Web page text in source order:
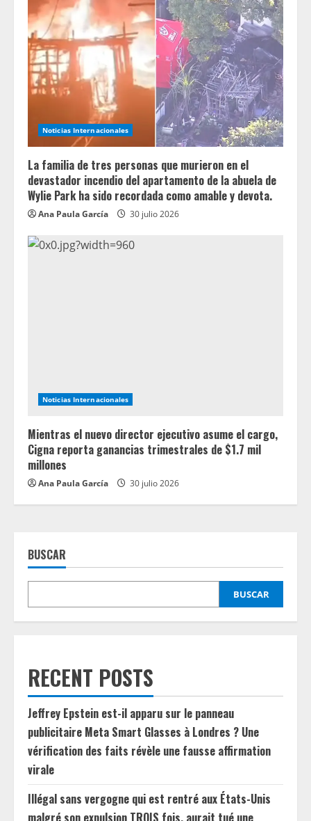
Noticias Internacionales
La familia de tres personas que murieron en el
devastador incendio del apartamento de la abuela de
Wylie Park ha sido recordada como amable y devota.
Ana Paula García 30 julio 2026
Noticias Internacionales
Mientras el nuevo director ejecutivo asume el cargo,
Cigna reporta ganancias trimestrales de $1.7 mil
millones
Ana Paula García 30 julio 2026
BUSCAR
BUSCAR
RECENT POSTS
Jeffrey Epstein est-il apparu sur le panneau
publicitaire Meta Smart Glasses à Londres ? Une
vérification des faits révèle une fausse affirmation
virale
Illégal sans vergogne qui est rentré aux États-Unis
malgré son expulsion TROIS fois, aurait tué une